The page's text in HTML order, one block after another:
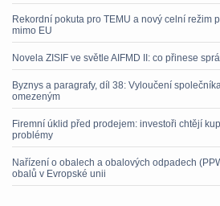
Rekordní pokuta pro TEMU a nový celní režim
mimo EU
Novela ZISIF ve světle AIFMD II: co přinese
Byznys a paragrafy, díl 38: Vyloučení
omezeným
Firemní úklid před prodejem: investoři chtějí
problémy
Nařízení o obalech a obalových odpadech
obalů v Evropské unii